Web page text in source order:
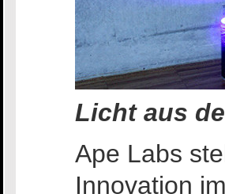
Licht aus
Ape Labs
Innovation